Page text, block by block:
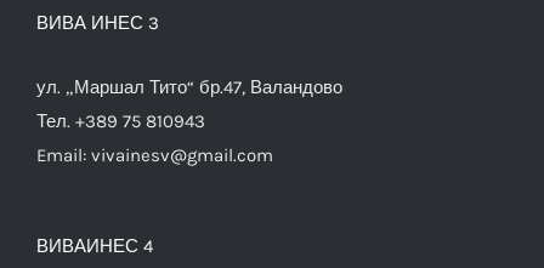
ВИВА ИНЕС 3
ул. „Маршал Тито“ бр.47, Валандово
Тел. +389 75 810943
Email: vivainesv@gmail.com
ВИВАИНЕС 4